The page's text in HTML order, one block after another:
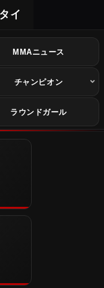
イ
MMAニュース
チャンピオン
ラウンドガール